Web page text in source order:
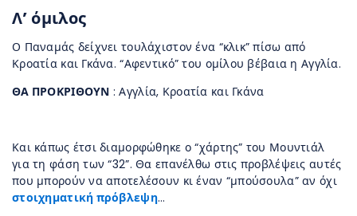
Λ’ όμιλος
Ο Παναμάς δείχνει τουλάχιστον ένα “κλικ” πίσω από
Κροατία και Γκάνα. “Αφεντικό” του ομίλου βέβαια η Αγγλία.
ΘΑ ΠΡΟΚΡΙΘΟΥΝ : Αγγλία, Κροατία και Γκάνα
Και κάπως έτσι διαμορφώθηκε ο “χάρτης” του Μουντιάλ
για τη φάση των “32”. Θα επανέλθω στις προβλέψεις αυτές
που μπορούν να αποτελέσουν κι έναν “μπούσουλα” αν όχι
στοιχηματική πρόβλεψη…